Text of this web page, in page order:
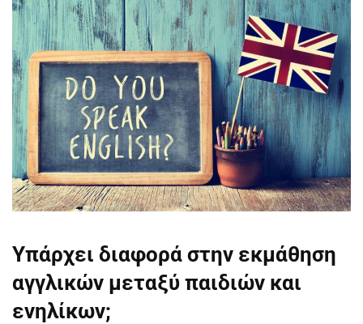
Υπάρχει διαφορά στην εκμάθηση
αγγλικών μεταξύ παιδιών και
ενηλίκων;